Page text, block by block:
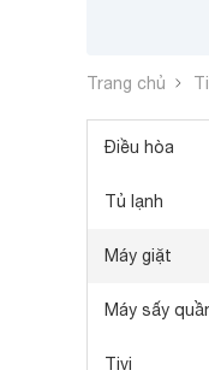
Trang chủ
Điều hòa
Tủ lạnh
Máy giặt
Máy sấy
Tivi